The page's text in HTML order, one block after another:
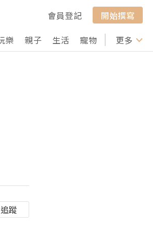
會員登記
開始撰寫
樂 親子 生活 寵物 行山 打卡
更多
追蹤